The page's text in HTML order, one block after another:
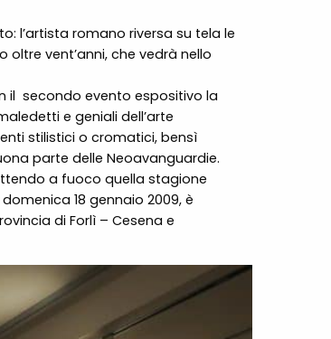
l’artista romano riversa su tela le
vent’anni, che vedrà nello
il secondo evento espositivo la
e geniali dell’arte
stilistici o cromatici, bensì
parte delle Neoavanguardie.
a fuoco quella stagione
18 gennaio 2009, è
di Forlì – Cesena e